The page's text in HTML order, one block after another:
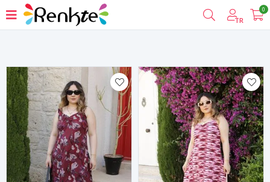
TR
0
Filtrele